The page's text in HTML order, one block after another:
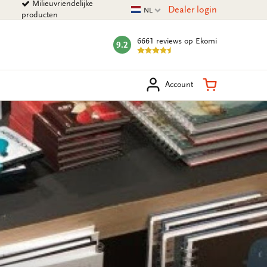
Milieuvriendelijke
producten
Huidige taal
NL Dealer login
mark:
9.2 6661 reviews op Ekomi
Account Winkelmand